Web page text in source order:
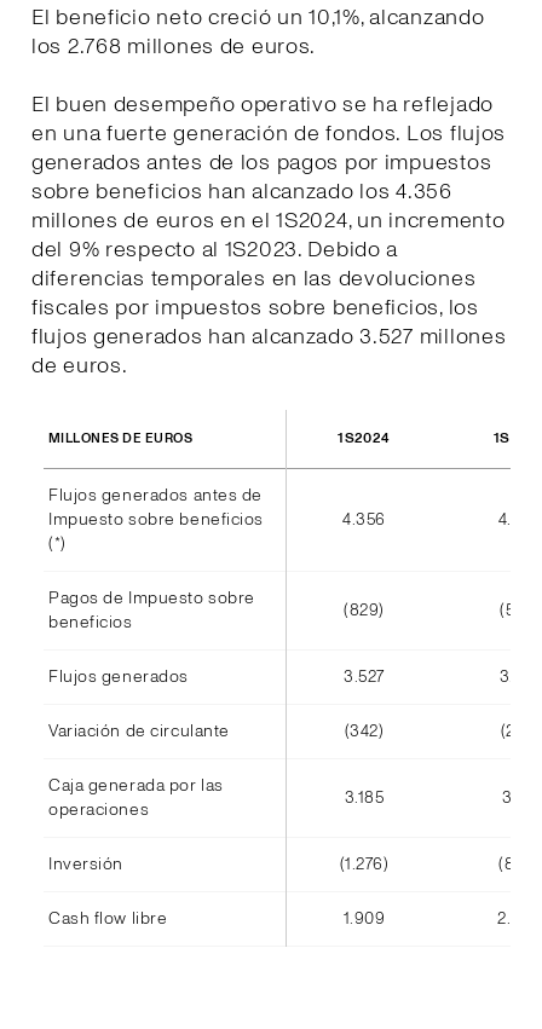
El beneficio neto creció un 10,1%, alcanzando
los 2.768 millones de euros.
El buen desempeño operativo se ha reflejado
en una fuerte generación de fondos. Los flujos
generados antes de los pagos por impuestos
sobre beneficios han alcanzado los 4.356
millones de euros en el 1S2024, un incremento
del 9% respecto al 1S2023. Debido a
diferencias temporales en las devoluciones
fiscales por impuestos sobre beneficios, los
flujos generados han alcanzado 3.527 millones
de euros.
MILLONES DE EUROS 1S2024
Flujos generados antes de
Impuesto sobre beneficios
(*)
4.356 4.002
Pagos de Impuesto sobre
beneficios
(829) (585)
Flujos generados 3.527 3.416
Variación de circulante (342) (245)
Caja generada por las
operaciones
3.185 3.171
Inversión (1.276) (808)
Cash flow libre 1.909 2.363